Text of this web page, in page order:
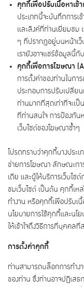
คุกกี้เพื่อปรับเนื้อหาเข้
ประเภทนี้จะบันทึกการเ
และลิงค์ที่ท่านเยี่ยมชม เ
ๆ ที่ปรากฏอยู่บนหน้าเ
เรายังอาจแชร์ข้อมูลนี้
คุกกี้เพื่อการโฆษณา (
การตั้งค่าของท่านในการ
ประกอบการปรับเปลี่ย
ท่านมากที่สุดเท่าที่จะเป็
ที่ท่านสนใจ การป้องกัน
เว็บไซต์ของโฆษณาซ้ำ
โปรดทราบว่าคุกกี้บางประ
ข่ายการโฆษณา ลักษณะกา
เดีย และผู้ให้บริการเว็บไซ
ชมเว็บไซต์ เป็นต้น คุกกี้เห
ทำงาน หรือคุกกี้เพื่อปรับเ
นโยบายการใช้คุกกี้และนโ
ให้เข้าใจถึงวิธีการที่บุคคล
การตั้งค่าคุกกี้
ท่านสามารถบล็อกการทำง
ของท่าน ซึ่งท่านอาจปฏิเส